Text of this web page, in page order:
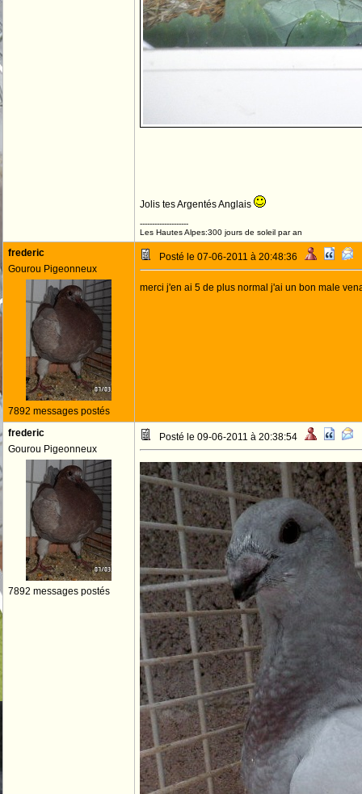
Jolis tes Argentés Anglais
--------------------
Les Hautes Alpes:300 jours de soleil par an
frederic
Gourou Pigeonneux
7892 messages postés
Posté le 07-06-2011 à 20:48:36
merci j'en ai 5 de plus normal j'ai un bon male
frederic
Gourou Pigeonneux
7892 messages postés
Posté le 09-06-2011 à 20:38:54